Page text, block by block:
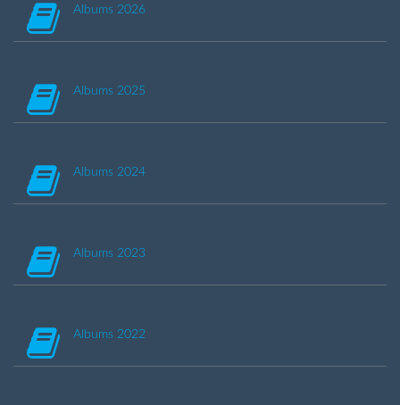
Albums 2026
Albums 2025
Albums 2024
Albums 2023
Albums 2022